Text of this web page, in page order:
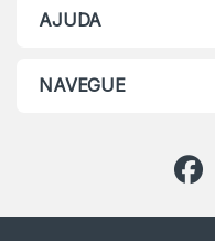
AJUDA
NAVEGUE